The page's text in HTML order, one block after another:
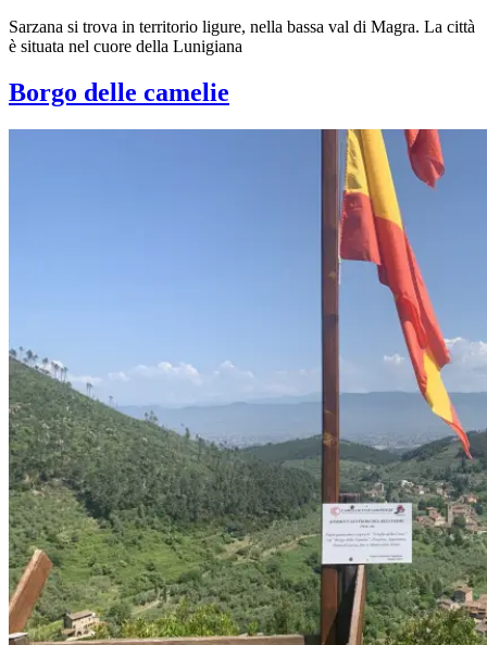
Sarzana si trova in territorio ligure, nella bassa val di Magra. La città
è situata nel cuore della Lunigiana
Borgo delle camelie